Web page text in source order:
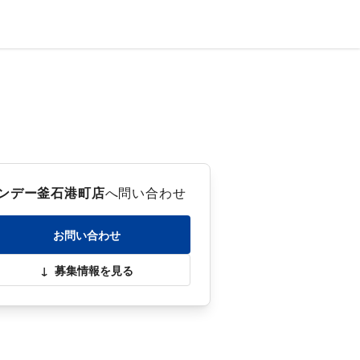
デー釜石港町店へ問い合わせ
お問い合わせ
↓ 募集情報を見る